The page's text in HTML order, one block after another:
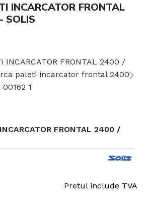
INCARCATOR FRONTAL
SOLIS
FRONTAL 2400 /
Pretul include TVA